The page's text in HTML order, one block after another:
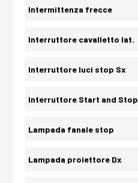
Intermittenza frecce
Interruttore cavalletto lat.
Interruttore luci stop Sx
Interruttore Start and Stop
Lampada fanale stop
Lampada proiettore Dx